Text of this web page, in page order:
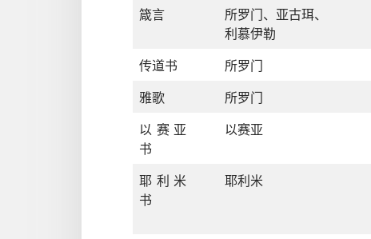
箴言
所罗门、 亚古珥、
利慕伊勒
传道书 所罗门
雅歌
所罗门
以赛亚
书
以赛亚
耶利米
书
耶利米